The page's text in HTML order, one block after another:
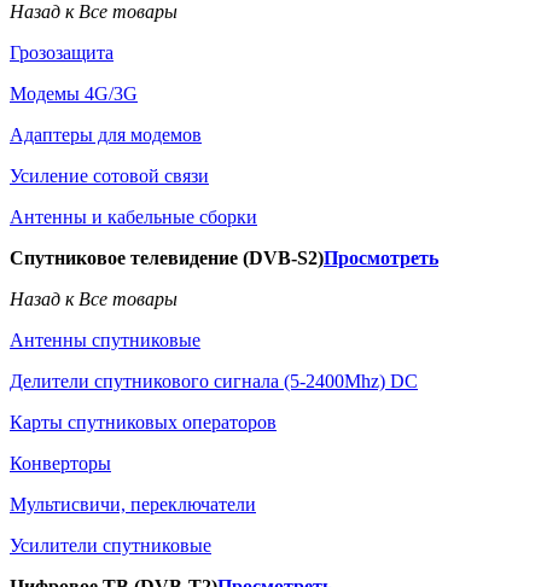
Назад к Все товары
Грозозащита
Модемы 4G/3G
Адаптеры для модемов
Усиление сотовой связи
Антенны и кабельные сборки
Спутниковое телевидение (DVB-S2)Просмотреть
Назад к Все товары
Антенны спутниковые
Делители спутникового сигнала (5-2400Mhz) DC
Карты спутниковых операторов
Конверторы
Мультисвичи, переключатели
Усилители спутниковые